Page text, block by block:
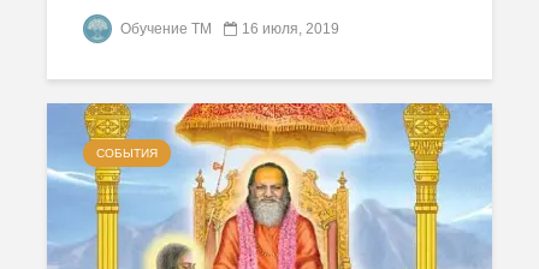
Обучение ТМ 16 июля, 2019
СОБЫТИЯ